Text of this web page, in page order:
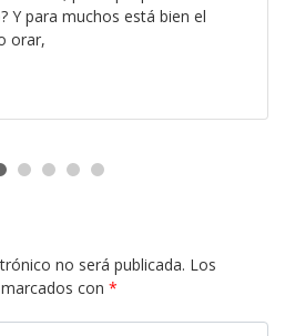
Y para muchos está bien el
orar,
no será publicada. Los
con *